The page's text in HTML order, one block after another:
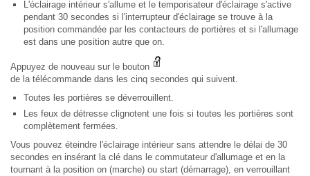
L'éclairage intérieur s'allume et le temporisateur d'éclairage s'active
pendant 30 secondes si l'interrupteur d'éclairage se trouve à la
position commandée par les contacteurs de portières et si l'allumage
est dans une position autre que on.
Appuyez de nouveau sur le bouton
de la télécommande dans les cinq secondes qui suivent.
Toutes les portières se déverrouillent.
Les feux de détresse clignotent une fois si toutes les portières sont
complètement fermées.
Vous pouvez éteindre l'éclairage intérieur sans attendre le délai de 30
secondes en insérant la clé dans le commutateur d'allumage et en la
tournant à la position on (marche) ou start (démarrage), en verrouillant